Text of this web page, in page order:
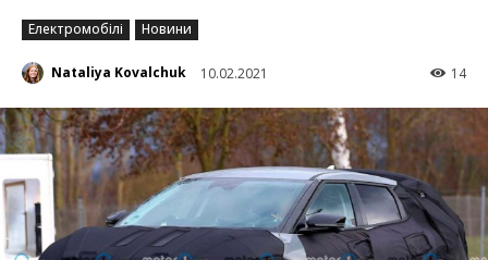
Електромобілі Новини
Nataliya Kovalchuk 10.02.2021 14